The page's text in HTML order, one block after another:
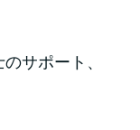
サポート、